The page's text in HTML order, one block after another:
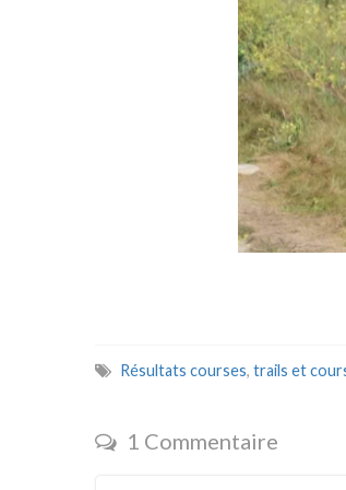
Résultats courses, trails et
1 Commentaire